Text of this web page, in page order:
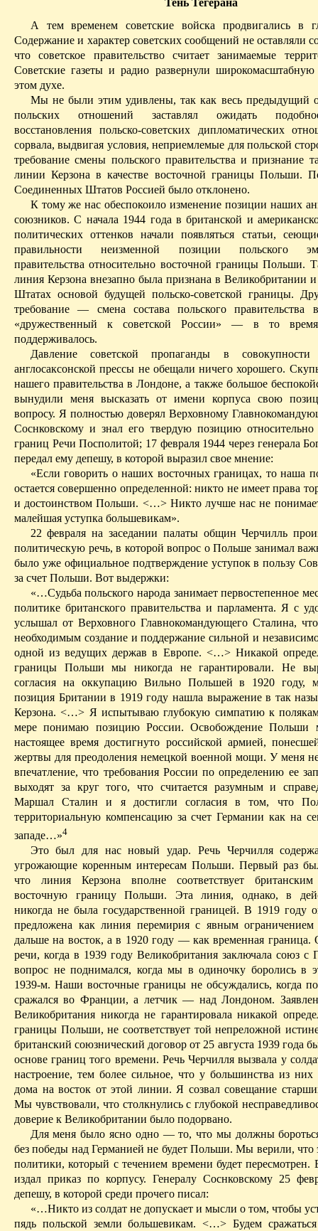
Тень Тегерана
А тем временем советские войска продвигались в
Содержание и характер советских сообщений не оставляли
что советское правительство считает занимаемые
Совет­ские газеты и радио развернули
этом духе.
Мы не были этим удивлены, так как весь предыдущий
польских отношений заставлял ожидать
восстановления польско-советских дипломатических
сорвала, выдвигая условия, неприемлемые для польской
требование смены польского правительства и признание
линииКерзона в качестве восточной границы Польши.
Соединенных Штатов Россией было отклонено.
К тому же нас обеспокоило изменение позиции наших
союзников. C начала 1944 года в британской и
политических оттенков начали появляться статьи,
правильности неизменной позиции польского
правительства относительно восточной границы Польши.
линия Керзона внезапно была признана в Великобритании
Штатах основой будущей польско-советской границы.
требование — смена состава польского
«дружественный к советской России» — в то
поддерживалось.
Давление советской пропаганды в
англосаксонской прессы не обещали ничего хорошего.
нашего правительства в Лондоне, а также большое
вынудили меня высказать от имени корпуса свою
вопросу. Я полностью доверял Верховному
Соснковскому и знал его твердую позицию относительно
границ РечиПосполитой; 17 февраля 1944 через генерала
передал ему депешу, в которой выразил свое мнение:
«Если говорить о наших восточных границах, то наша
остается совершенно определенной: никто не имеет права
и достоинством Польши. <…> Никто лучше нас не
малейшая уступка большевикам».
22 февраля на заседании палаты общин Черчилль
политическую речь, в которой вопрос о Польше занимал
было уже официальное подтверждение уступок в пользу
за счет Польши. Вот выдержки:
«…Судьба польского народа занимает первостепенное
политике британского правительства и парламента. Я с
услышал от Верховного Главнокомандующего Сталина,
необходимым создание и поддержание сильной и
одной из ведущих держав в Европе. <…> Никакой
границы Польши мы никогда не гарантировали. Не
согласия на оккупацию Вильно Польшей в 1920 году,
позиция Британии в 1919 году нашла выражение в так
Керзона. <…> Я испытываю глубокую симпатию к
мере понимаю позицию России. Освобождение Польши
настоящее время достигнуто российской армией,
жертвы для преодоления немецкой военной мощи. У меня не
впечатление, что требования России по определению ее
выходят за круг того, что считается разумным и
Маршал Сталин и я достигли согласия в том, что
территориальную компенсацию за счетГермании как на
западе…»4
Это был для нас новый удар. Речь Черчилля
угрожающие коренным интересам Польши. Первый раз
что линия Керзона вполне соответствует
восточную границу Польши. Эта линия, однако, в
никогда не была государственной границей. В 1919 году
предложена как линия перемирия с явным
дальше на восток, а в 1920 году — как временная
речи, когда в 1939 году Великобритания заключала союз с
вопрос не поднимался, когда мы в одиночку боролись в
1939-м. Наши восточные границы не обсуждались, когда
сражался во Франции, а летчик — над Лондоном.
Великобритания никогда не гарантировала никакой
границы Польши, не соответствует той непреложной
британский союзнический договор от 25 авгу­ста 1939 года
основе границ того времени. Речь Черчилля вызвала у
настроение, тем более сильное, что у большинства из
дома на восток от этой линии. Я созвал совещание
Мы чувствовали, что столкнулись с глубокой
доверие к Великобритании было подорвано.
Для меня было ясно одно — то, что мы должны
без победы над Германией не будет Польши. Мы верили, что
политики, который с течением времени будет пересмотрен.
издал приказ по корпусу. Генералу Соснковскому 25
депешу, в которой среди прочего писал:
«…Никто из солдат не допускает и мысли о том, чтобы
пядь польской земли большевикам. <…> Будем